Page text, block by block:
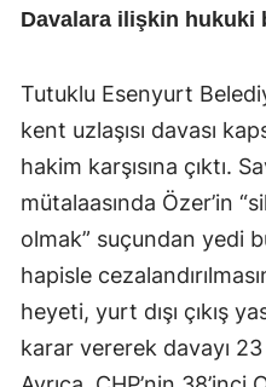
Davalara ilişkin hukuki
Tutuklu Esenyurt
kent uzlaşısı davası
hakim karşısına çıktı.
mütalaasında Özer’in
olmak” suçundan yedi
hapisle
heyeti, yurt dışı çıkış
karar vererek davayı